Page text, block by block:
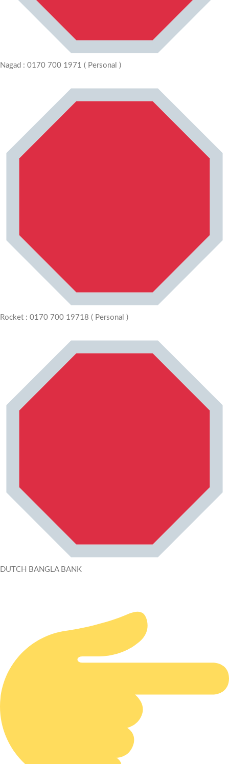
Nagad : 0170 700 1971 ( Personal )
Rocket : 0170 700 19718 ( Personal )
DUTCH BANGLA BANK